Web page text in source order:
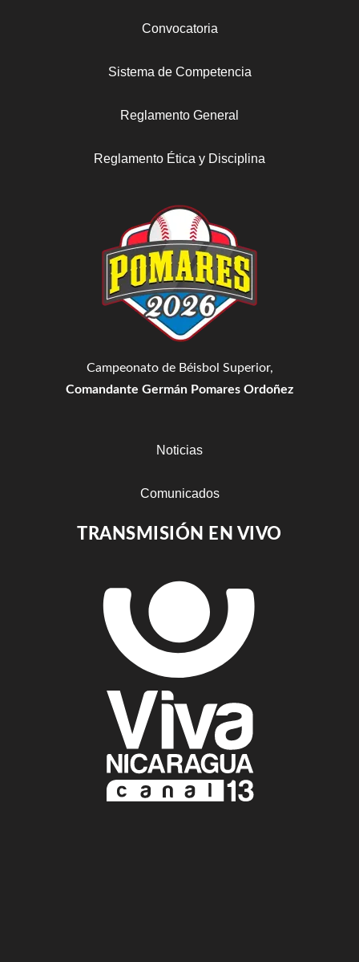
Convocatoria
Sistema de Competencia
Reglamento General
Reglamento Ética y Disciplina
Campeonato de Béisbol Superior,
Comandante Germán Pomares Ordoñez
Noticias
Comunicados
Estadisticas
Resultados
TRANSMISIÓN EN VIVO